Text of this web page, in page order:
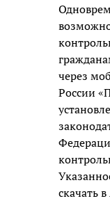
через
России
скачать